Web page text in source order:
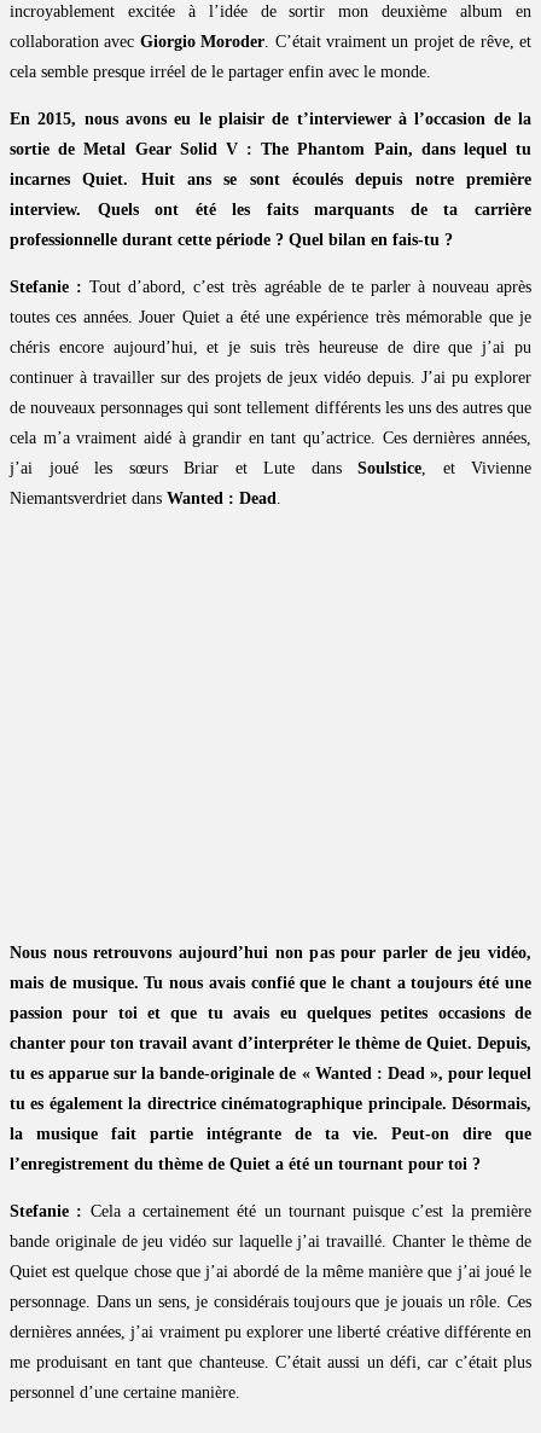
incroyablement excitée à l’idée de sortir mon deuxième album en
collaboration avec Giorgio Moroder. C’était vraiment un projet de rêve, et
cela semble presque irréel de le partager enfin avec le monde.
En 2015, nous avons eu le plaisir de t’interviewer à l’occasion de la
sortie de Metal Gear Solid V : The Phantom Pain, dans lequel tu
incarnes Quiet. Huit ans se sont écoulés depuis notre première
interview. Quels ont été les faits marquants de ta carrière
professionnelle durant cette période ? Quel bilan en fais-tu ?
Stefanie : Tout d’abord, c’est très agréable de te parler à nouveau après
toutes ces années. Jouer Quiet a été une expérience très mémorable que je
chéris encore aujourd’hui, et je suis très heureuse de dire que j’ai pu
continuer à travailler sur des projets de jeux vidéo depuis. J’ai pu explorer
de nouveaux personnages qui sont tellement différents les uns des autres que
cela m’a vraiment aidé à grandir en tant qu’actrice. Ces dernières années,
j’ai joué les sœurs Briar et Lute dans Soulstice, et Vivienne
Niemantsverdriet dans Wanted : Dead.
Nous nous retrouvons aujourd’hui non pas pour parler de jeu vidéo,
mais de musique. Tu nous avais confié que le chant a toujours été une
passion pour toi et que tu avais eu quelques petites occasions de
chanter pour ton travail avant d’interpréter le thème de Quiet. Depuis,
tu es apparue sur la bande-originale de « Wanted : Dead », pour lequel
tu es également la directrice cinématographique principale. Désormais,
la musique fait partie intégrante de ta vie. Peut-on dire que
l’enregistrement du thème de Quiet a été un tournant pour toi ?
Stefanie : Cela a certainement été un tournant puisque c’est la première
bande originale de jeu vidéo sur laquelle j’ai travaillé. Chanter le thème de
Quiet est quelque chose que j’ai abordé de la même manière que j’ai joué le
personnage. Dans un sens, je considérais toujours que je jouais un rôle. Ces
dernières années, j’ai vraiment pu explorer une liberté créative différente en
me produisant en tant que chanteuse. C’était aussi un défi, car c’était plus
personnel d’une certaine manière.